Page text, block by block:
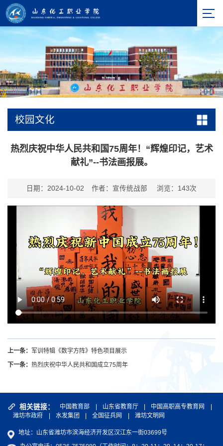
校园文化
热烈庆祝中华人民共和国75周年！“辉煌印记，艺术
献礼”--书法画报展。
日期：2024-10-02 作者：宣传统战部 浏览： 143次
上一条： 军训特辑《数字方阵》特色项目展示
下一条： 热烈庆祝中华人民共和国成立75周年
相关链接： 中国教育部 山东省教育厅 中国高职高专教育网
潍坊市政府
水发集团 全国征兵网 潍坊文明网
地址：山东省潍坊市滨海经济开发区汉江东一街03699号